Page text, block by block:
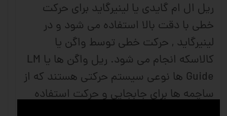
ریل ال ام گایدی یا لینیرگاید برای حرکت
خطی با دقت بالا استفاده می شود و در
لینیرگاید , حرکت خطی توسط واگن یا
کالاسکه انجام می شود. ریل واگن ها یا LM
Guide ها نوعی سیستم حرکتی هستند که از
ساچمه ها برای جابجایی و حرکت استفاده